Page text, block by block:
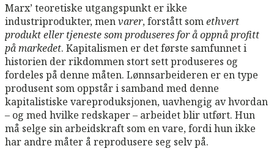
Marx’ teoretiske utgangspunkt er ikke
industriprodukter, menvarer, forstått somethvert
produkt eller tjeneste som produseres for å oppnå profitt
på markedet. Kapitalismen er det første samfunnet i
historien der rikdommen stort sett produseres og
fordeles på denne måten. Lønnsarbeideren er en type
produsent som oppstår i samband med denne
kapitalistiske vareproduksjonen, uavhengig av hvordan
– og med hvilke redskaper – arbeidet blir utført. Hun
må selge sin arbeidskraft som en vare, fordi hun ikke
har andre måter å reprodusere seg selv på.